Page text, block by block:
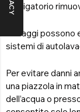
obbligatorio
I lavaggi
sistemi di
Per evitare danni
una piazzola in
dell’acqua o